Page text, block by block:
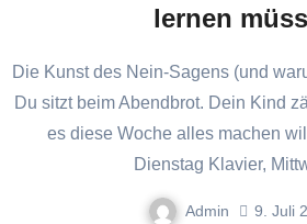
lernen
Die Kunst des Nein-Sagens (und warum sie uns schwerfällt)
Du sitzt beim Abendbrot. Dein Kind
es diese Woche alles machen
Dienstag Klavier,
Admin 9. Juli